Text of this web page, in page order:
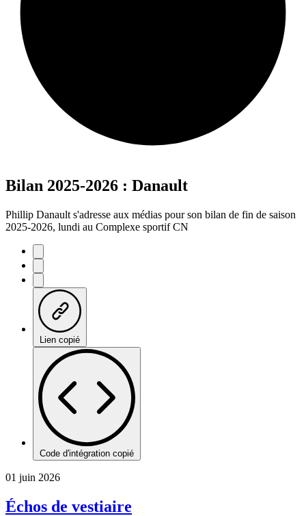
Bilan 2025-2026 : Danault
Phillip Danault s'adresse aux médias pour son bilan de fin de saison
2025-2026, lundi au Complexe sportif CN
Lien copié
Code d'intégration copié
01 juin 2026
Échos de vestiaire